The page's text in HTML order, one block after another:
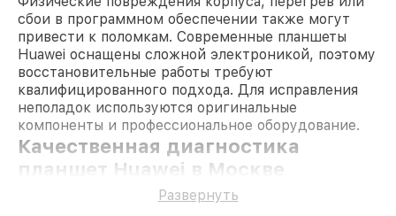
сбои в программном обеспечении также могут
привести к поломкам. Современные планшеты
Huawei оснащены сложной электроникой, поэтому
восстановительные работы требуют
квалифицированного подхода. Для исправления
неполадок используются оригинальные
компоненты и профессиональное оборудование.
Качественная диагностика
планшет Huawei в Москве
Техническое обследование устройства – это
первый шаг к восстановлению его
Развернуть